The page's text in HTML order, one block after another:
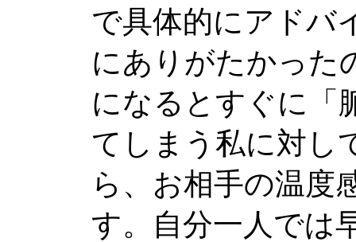
で具体的にアドバ
にありがたかった
になるとすぐに「
てしまう私に対し
ら、お相手の温度
す。自分一人では